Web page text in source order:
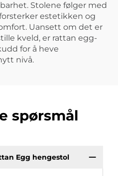
Stolene følger med
estetikken og
Uansett om det er
kveld, er rattan egg-
for å heve
nivå.
spørsmål
Egg hengestol